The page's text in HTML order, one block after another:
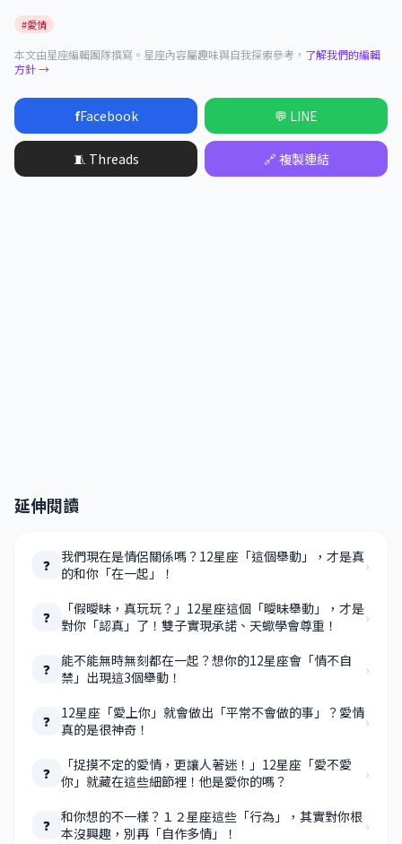
#愛情
本文由星座編輯團隊撰寫。星座內容屬趣味與自我探索參考， 了解我們的編輯
方針 →
fFacebook 💬 LINE
🧵 Threads 🔗 複製連結
延伸閱讀
❓ 我們現在是情侶關係嗎？12星座「這個舉動」，才是真
的和你「在一起」！
›
❓
「假曖昧，真玩玩？」12星座這個「曖昧舉動」，才是
對你「認真」了！雙子實現承諾、天蠍學會尊重！
›
❓
能不能無時無刻都在一起？想你的12星座會「情不自
禁」出現這3個舉動！
›
❓
12星座「愛上你」就會做出「平常不會做的事」？愛情
真的是很神奇！
›
❓
「捉摸不定的愛情，更讓人著迷！」12星座「愛不愛
你」就藏在這些細節裡！他是愛你的嗎？
›
❓ 和你想的不一樣？１２星座這些「行為」，其實對你根
本沒興趣，別再「自作多情」！
›